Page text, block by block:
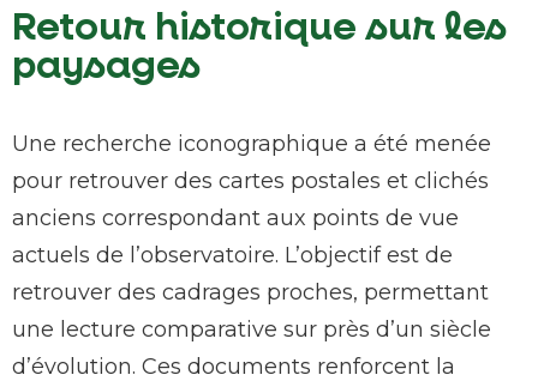
Retour historique sur les
paysages
Une recherche iconographique a été menée
pour retrouver des cartes postales et clichés
anciens correspondant aux points de vue
actuels de l’observatoire. L’objectif est de
retrouver des cadrages proches, permettant
une lecture comparative sur près d’un siècle
d’évolution. Ces documents renforcent la